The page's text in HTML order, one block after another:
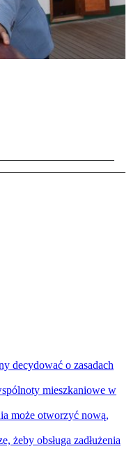
decydować o zasadach
mieszkaniowe w
może otworzyć nową,
żeby obsługa zadłużenia